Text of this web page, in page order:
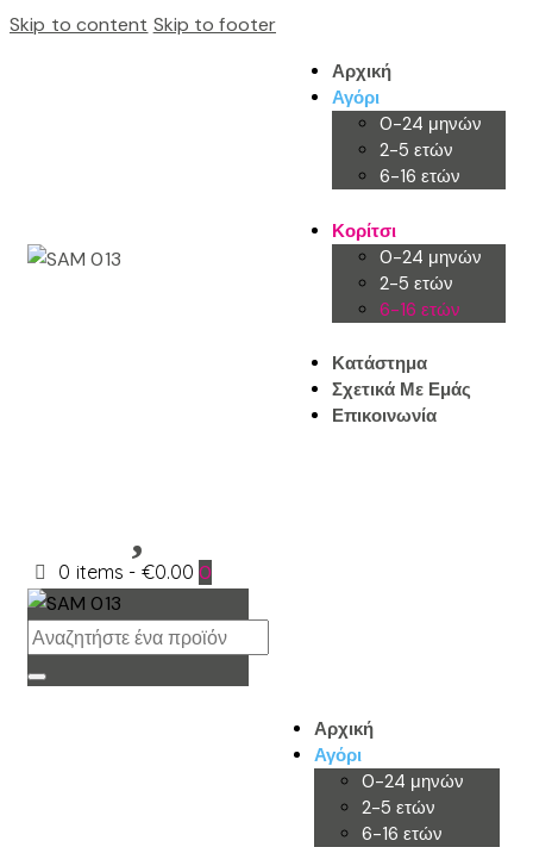
Skip to content Skip to footer
Αρχική
Αγόρι
0-24 μηνών
2-5 ετών
6-16 ετών
Κορίτσι
0-24 μηνών
2-5 ετών
6-16 ετών
Κατάστημα
Σχετικά Με Εμάς
Επικοινωνία
0 items - €0.00 0
Αρχική
Αγόρι
0-24 μηνών
2-5 ετών
6-16 ετών